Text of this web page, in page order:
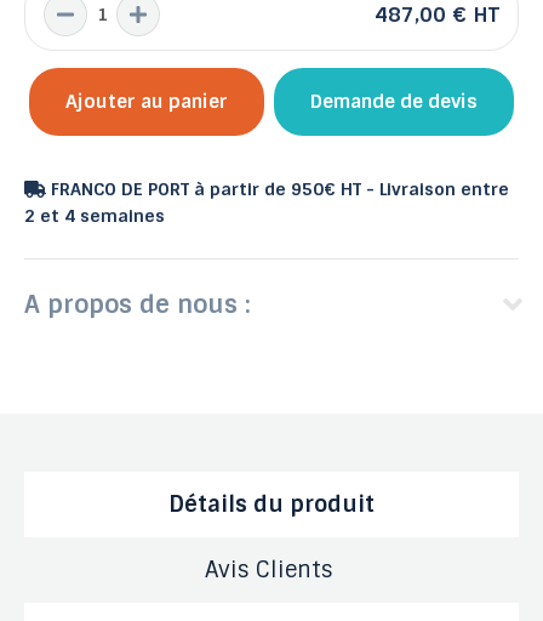
487,00 € HT
Ajouter au panier Demande de devis
FRANCO DE PORT à partir de 950€ HT - Livraison entre
2 et 4 semaines
A propos de nous :
Détails du produit
Avis Clients